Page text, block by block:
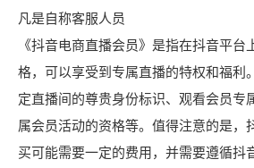
凡是自称客服人员
《抖音电商直播会员》是指在抖音平台
格，可以享受到专属直播的特权和福利
定直播间的尊贵身份标识、观看会员专
属会员活动的资格等。值得注意的是，
买可能需要一定的费用，并需要遵循抖